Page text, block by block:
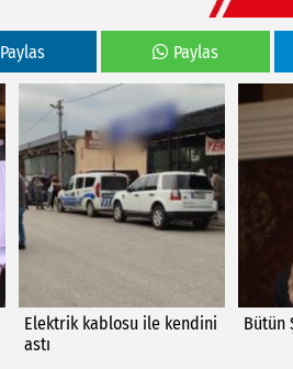
Paylas Paylas
Elektrik kablosu ile kendini
astı
Bütün